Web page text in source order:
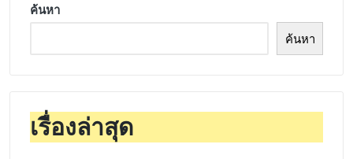
ค้นหา
ค้นหา
เรื่องล่าสุด